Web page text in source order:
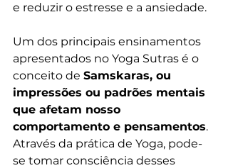
e reduzir o estresse e a ansiedade.
Um dos principais ensinamentos
apresentados no Yoga Sutras é o
conceito de Samskaras, ou
impressões ou padrões mentais
que afetam nosso
comportamento e pensamentos.
Através da prática de Yoga, pode-
se tomar consciência desses